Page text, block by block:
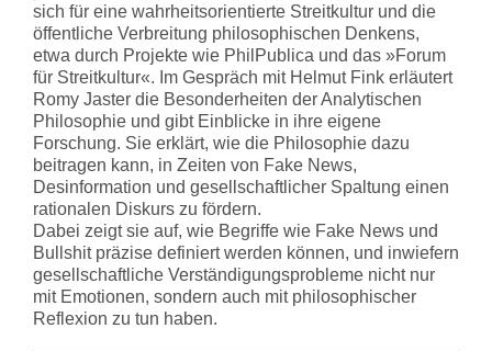
sich für eine wahrheitsorientierte Streitkultur und die
öffentliche Verbreitung philosophischen Denkens,
etwa durch Projekte wie PhilPublica und das »Forum
für Streitkultur«. Im Gespräch mit Helmut Fink erläutert
Romy Jaster die Besonderheiten der Analytischen
Philosophie und gibt Einblicke in ihre eigene
Forschung. Sie erklärt, wie die Philosophie dazu
beitragen kann, in Zeiten von Fake News,
Desinformation und gesellschaftlicher Spaltung einen
rationalen Diskurs zu fördern.
Dabei zeigt sie auf, wie Begriffe wie Fake News und
Bullshit präzise definiert werden können, und inwiefern
gesellschaftliche Verständigungsprobleme nicht nur
mit Emotionen, sondern auch mit philosophischer
Reflexion zu tun haben.